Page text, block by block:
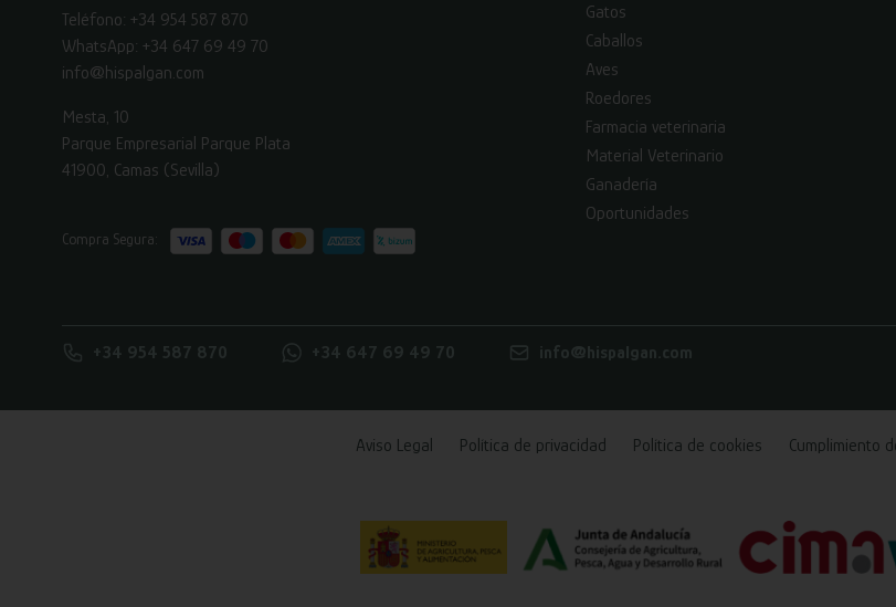
Teléfono: +34 954 587 870
WhatsApp: +34 647 69 49 70
info@hispalgan.com
Mesta, 10
Parque Empresarial Parque Plata
41900, Camas (Sevilla)
Compra Segura:
Gatos
Caballos
Aves
Roedores
Farmacia veterinaria
Material Veterinario
Ganadería
Oportunidades
+34 954 587 870 +34 647 69 49 70 info@hispalgan.com
Aviso Legal Política de privacidad Política de cookies Cumplimiento